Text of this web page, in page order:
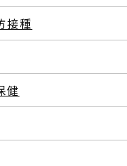
接種
健